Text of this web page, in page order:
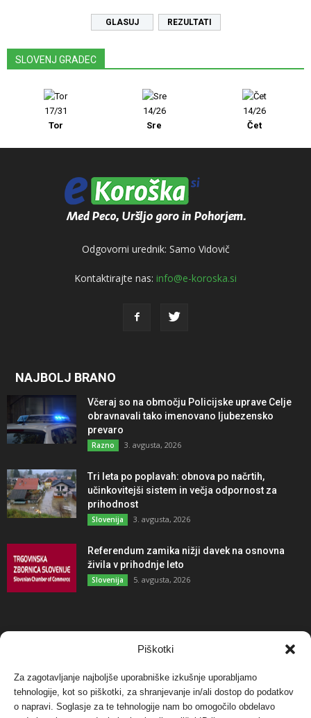
Piškotki
Za zagotavljanje najboljše uporabniške izkušnje uporabljamo
tehnologije, kot so piškotki, za shranjevanje in/ali dostop do podatkov
o napravi. Soglasje za te tehnologije nam bo omogočilo obdelavo
REZULTATI
SLOVENJ GRADEC
17/31
Tor
14/26
Sre
14/26
Čet
Odgovorni urednik: Samo Vidovič
Kontaktirajte nas: info@e-koroska.si
NAJBOLJ BRANO
Včeraj so na območju Policijske uprave Celje
obravnavali tako imenovano ljubezensko
prevaro
Razno 3. avgusta, 2026
Tri leta po poplavah: obnova po načrtih,
učinkovitejši sistem in večja odpornost za
prihodnost
Slovenija 3. avgusta, 2026
Referendum zamika nižji davek na osnovna
živila v prihodnje leto
Slovenija 5. avgusta, 2026
NAJBOLJ KOMENTIRANO
Protest proti vetrnim elektrarnam na Ojstrici, v
svetu pa vedno bolj...
Dogodki 12. maja, 2017